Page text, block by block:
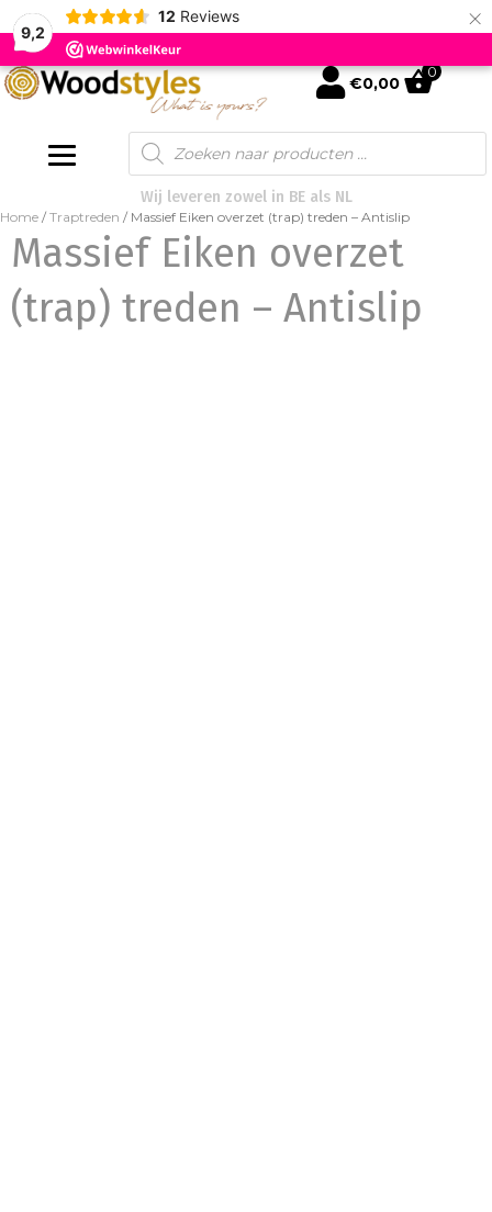
9,2
12 Reviews ×
mijn account
€0,00
0
Products
search
Wij leveren zowel in BE als NL
Home / Traptreden / Massief Eiken overzet (trap) treden – Antislip
Massief Eiken overzet
(trap) treden – Antislip